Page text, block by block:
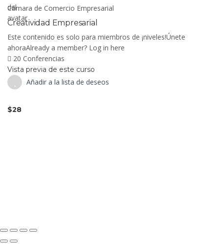
Cámara de Comercio Empresarial
Creatividad Empresarial
Este contenido es solo para miembros de ¡niveles!Únete
ahoraAlready a member? Log in here
20 Conferencias
Vista previa de este curso
Añadir a la lista de deseos
$28